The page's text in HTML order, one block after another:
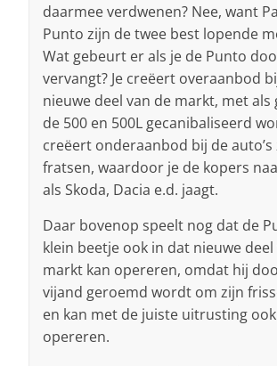
daarmee verdwenen? Nee, want
Punto zijn de twee best lopende
Wat gebeurt er als je de Punto
vervangt? Je creëert overaanbod
nieuwe deel van de markt, met als
de 500 en 500L gecanibaliseerd
creëert onderaanbod bij de
fratsen, waardoor je de kopers
als Skoda, Dacia e.d. jaagt.
Daar bovenop speelt nog dat de
klein beetje ook in dat nieuwe deel
markt kan opereren, omdat hij
vijand geroemd wordt om zijn
en kan met de juiste uitrusting
opereren.